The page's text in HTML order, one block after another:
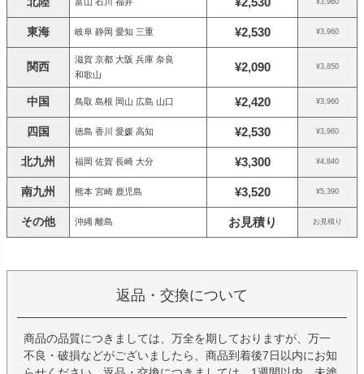
東海 岐阜 静岡 愛知 三重 ¥2,530 ¥3,960
関西
滋賀 京都 大阪 兵庫 奈良
和歌山
¥2,090 ¥3,850
中国 鳥取 島根 岡山 広島 山口 ¥2,420 ¥3,960
四国 徳島 香川 愛媛 高知 ¥2,530 ¥3,960
北九州 福岡 佐賀 長崎 大分 ¥3,300 ¥4,840
南九州 熊本 宮崎 鹿児島 ¥3,520 ¥5,390
その他 沖縄 離島 お見積り お見積り
返品・交換について
商品の品質につきましては、万全を期しておりますが、万一
不良・破損などがございましたら、商品到着後7日以内にお知